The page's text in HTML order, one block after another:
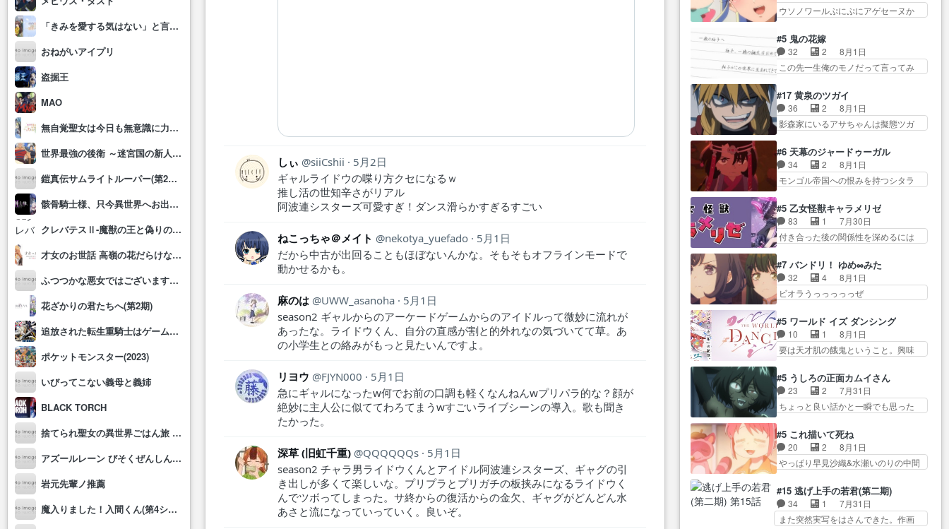
「きみを愛する気はない」と言った次期公爵様がなぜか溺愛してきます
おねがいアイプリ
盗掘王
MAO
無自覚聖女は今日も無意識に力を垂れ流す
世界最強の後衛 ～迷宮国の新人探索者～
鎧真伝サムライトルーパー(第2クール)
骸骨騎士様、只今異世界へお出掛け中Ⅱ
クレバテスⅡ-魔獣の王と偽りの勇者伝承-
才女のお世話 高嶺の花だらけな名門校で、学院一のお嬢様(生活能力皆無)を陰ながらお世話することになりました
ふつつかな悪女ではございますが～雛宮蝶鼠とりかえ伝～
花ざかりの君たちへ(第2期)
追放された転生重騎士はゲーム知識で無双する
ポケットモンスター(2023)
いびってこない義母と義姉
BLACK TORCH
捨てられ聖女の異世界ごはん旅 隠れスキルでキャンピングカーを召喚しました
アズールレーン びそくぜんしんっ！にっ!!
岩元先輩ノ推薦
魔入りました！入間くん(第4シリーズ)
しぃ siiCshii
5月2日
ギャルライドウの喋り方クセになるｗ
推し活の世知辛さがリアル
阿波連シスターズ可愛すぎ！ダンス滑らかすぎるすごい
ねこっちゃ＠メイト nekotya_yuefado
5月1日
だから中古が出回ることもほぼないんかな。そもそもオフラインモードで
動かせるかも。
麻のは UWW_asanoha
5月1日
season2 ギャルからのアーケードゲームからのアイドルって微妙に流れが
あったな。ライドウくん、自分の直感が割と的外れなの気づいてて草。あ
の小学生との絡みがもっと見たいんですよ。
リヨウ FJYN000
5月1日
急にギャルになったw何でお前の口調も軽くなんねんwプリパラ的な？顔が
絶妙に主人公に似ててわろてまうwすごいライブシーンの導入。歌も聞き
たかった。
深草 (旧虹千重) QQQQQQs
5月1日
season2 チャラ男ライドウくんとアイドル阿波連シスターズ、ギャグの引
き出しが多くて楽しいな。プリプラとプリガチの板挟みになるライドウく
んでツボってしまった。サ終からの復活からの金欠、ギャグがどんどん水
あさと流になっていっていく。良いぞ。
ま… みずかちゃんの介入で双子
の仲にヒビが………
リンセスえらい。プリンセスの
べて、帰りにカメ… ララが働く
事でのてんやわんや。働いて大
変… 地道に働き人と関わる日々
の中に愛を見いだ…
ん… 糸ちゃんカッケー、色んな
意味でwゲームが… 姉から性的興
わ… テーマ：引きこもりの理由
感想は、久しぶり… 元ゲーマー
なので、はちゃめちゃ楽しく作
おかしいね(*´… 糸と源ははよ好
きおうとると言わんかい！引…
ショウくんと対等に話すためにゲー
ムをする…
ウソノワールぷにぷにアゲセーヌか
争奪戦をやったと。… 記憶を取
り戻し正式に探偵事務所で働き始
め… ポワロ、元ネタを解説して
原作に誘導するの… くれあさん
ょ… ・急にクイズ番組が始まっ
たw・妖精ウソノ… るるかの助手
だった？今回が初めての探偵
レアさん探偵すぎ… 突然のポア
ロクイズは草なんよ。んで、あ
ん… 今回からついにくれあが探
偵事務所の仲間に…
#5 鬼の花嫁
32 2
8月1日
この先一生俺のモノだって言ってみ
ゼント………とは思っ… 玲夜さ
ん柚子に18年分の誕生日プレゼン
ト… 柚子は鬼龍院家から初めて
学校に通う事にな… プレゼント
レ… 玲夜さまサプライズの、こ
れまでの柚子ちゃ… 玲夜から柚
子へ17年分の誕生日&を未来に…
な… 梅原の人が18歳になるまで
の誕生プレゼン… なよなよした
男（cv石田彰）梅ちゃんがた…
#17 黄泉のツガイ
36 2
8月1日
影森家にいるアサちゃんは擬態ツガ
や気持ちを汲んで熱くな… 屋敷
にアサはいなかった逆にガブちゃん
はい… 影森の当主が際限なくツ
ガイを増やせるのに… 今回はも
怒… ユルと戦った時から伏線が
張られていたのが… しかしアサ
は、兄様に会いたいbotだと思…
アキオの… 色々とひっかけがあ
って、最終的に嫌な終わ… ゴン
ゾウが従える大量のツガイに何事か
と思…
#6 天幕のジャードゥーガル
34 2
8月1日
モンゴル帝国への恨みを持つシタラ
るのだけどいつの間にか… オゴ
タイの妃になってもその心は晴れ
ず、モ… ドレゲネの過去、宝石
だった彼女が人になり… ドレゲ
タ… 年上旦那が良い人でも、女
は宝石でただ笑っ… ダイルの儀
式の神々しさたるや。一気に空
情の言葉しか…シ… 奥様に悲し
い過去…萌え袖が可愛いね、と
思… ドレゲネとシタラ、2人だけ
の同盟が結成さ…
#5 乙女怪獣キャラメリゼ
83 1
7月30日
付き合った後の関係性を深めるには
コングなのいい味付けだ… ずっ
とメスってて何この可愛い生物。ク
ラス… 付き合い始めたら始めた
でまた違った悩みが… と一歩ず
の… ツインテールが可愛いお茶
目な妹ちゃんです… しかも過去
も重いんかいかつては自分に自
からかしらお顔が… 黒絵「怪獣
に憧れるのはいいけど自分自身
が… 素の自分はどちらなのかは
まだ不明だが見せ…
#7 バンドリ！ ゆめ∞みた
32 4
8月1日
ビオラうっっっっっぜ
ちゃん、僕っ子になってから取り戻
し… ビオラが悪魔すぎて気分が
悪くなってきたこ… 声優まとめ
ました(７話まで)仲町あられ/… ビ
wwwこ… 自信あれば評価なんて
気にしないし、充実し… ・バー
チャルだけど、みゅーたいぷ初ライ
たら歌唱シーン… の、らいぶシ
ーン＿!!­­--­­--­… それだけでええや
ん！！しかし、ビオラが仕…
#5 ワールド イズ ダンシング
10 1
8月1日
要は天才肌の餓鬼ということ。興味
かった？鬼夜叉が田楽の… 猿楽
の鬼夜叉と田楽の増次郎。小さない
ざこ… 着眼点は良くとも、先鋭
的すぎるのか。芸能… 鬼夜叉は
条… 観世座を離れ、三条坊門御
所で日々を送る鬼… 「お前(鬼夜
叉)が凄いのではなく客が凄い…
猫の動き… 登場人物の我が強
い。新しい獅子舞に拘って… 第
５話をprimevideoで視聴しまし…
#5 うしろの正面カムイさん
23 2
7月31日
ちょっと良い話かと一瞬でも思った
めてなかった？白雪碧さ… 今日
も1日お疲れ様でした～───昨晩～
今… 幼女に拾われたお市ちゃん
の恩返し。化け猫… 役にて出演
ン… トイ・ストーリーみたいな
始まり。流石に除… 猫相手にな
んでそんなに…と思ったらそう
#5 これ描いて死ね
20 2
8月1日
やっぱり早見沙織&水瀬いのりの中間
とになってたんだっけ… 登場人
物が増えてわいわいしたところが好
き… 初コミティアで２０冊刷り
は妥当だよね。俺… 藤森さんの
#15 逃げ上手の若君(第二期)
34 1
7月31日
また突然実写をはさんできた。作画